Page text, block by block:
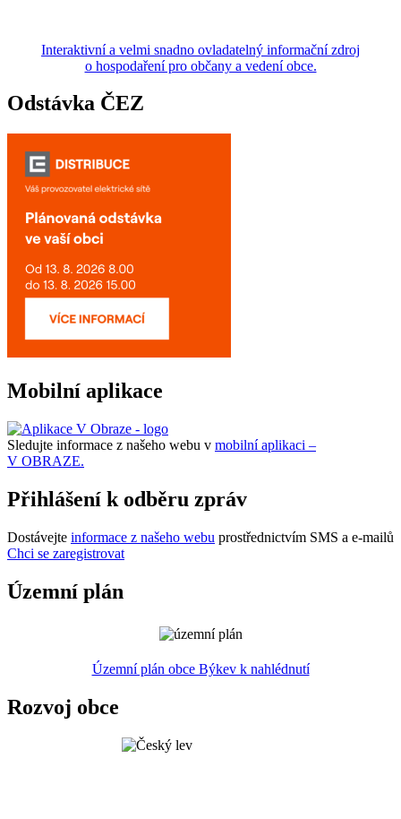
Interaktivní a velmi snadno ovladatelný informační zdroj
o hospodaření pro občany a vedení obce.
Odstávka ČEZ
Mobilní aplikace
Sledujte informace z našeho webu v mobilní aplikaci –
V OBRAZE.
Přihlášení k odběru zpráv
Dostávejte informace z našeho webu prostřednictvím SMS a e-mailů
Chci se zaregistrovat
Územní plán
Územní plán obce Býkev k nahlédnutí
Rozvoj obce